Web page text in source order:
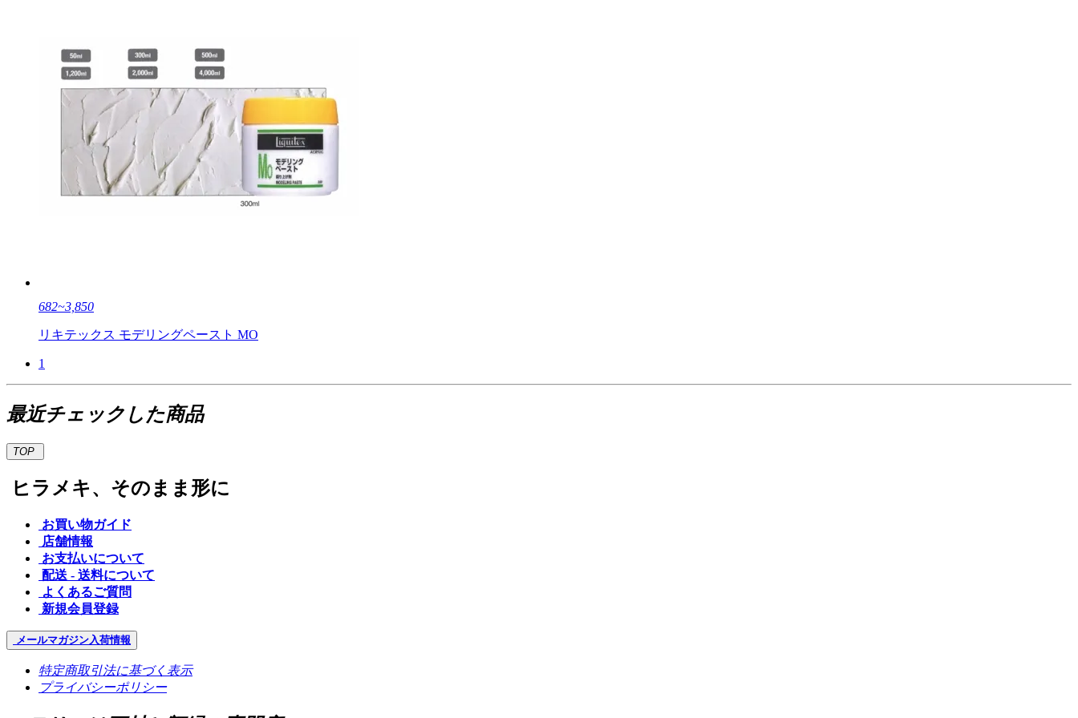
682~3,850
リキテックス モデリングペースト MO
1
最近チェックした商品
TOP
ヒラメキ、そのまま形に
お買い物ガイド
店舗情報
お支払いについて
配送 - 送料について
よくあるご質問
新規会員登録
メールマガジン入荷情報
特定商取引法に基づく表示
プライバシーポリシー